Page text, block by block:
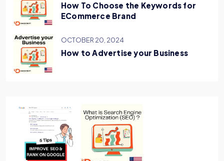
How To Choose the Keywords for
ECommerce Brand
OCTOBER 20, 2024
How to Advertise your Business